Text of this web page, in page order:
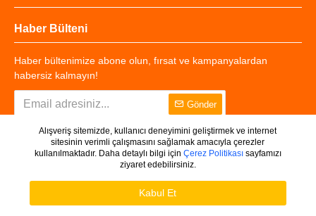
Haber Bülteni
Haber bültenimize abone olun, fırsat ve kampanyalardan
habersiz kalmayın!
Gönder
Copyright © 2025 - Tüm Hakları Saklıdır.
Alışveriş sitemizde, kullanıcı deneyimini geliştirmek ve internet
sitesinin verimli çalışmasını sağlamak amacıyla çerezler
kullanılmaktadır. Daha detaylı bilgi için Çerez Politikasısayfamızı
ziyaret edebilirsiniz.
Kabul Et
Ürünleri Filtrele